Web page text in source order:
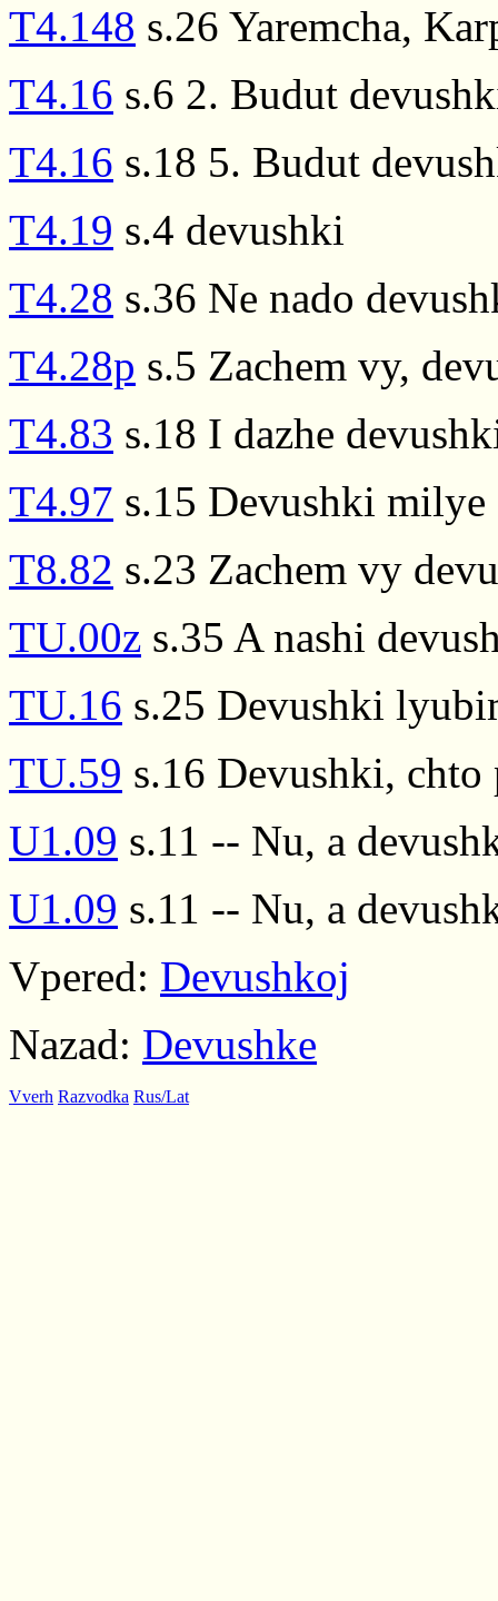
T4.148 s.26 Yaremcha,
T4.16 s.6 2. Budut
T4.16 s.18 5. Budut
T4.19 s.4 devushki
T4.28 s.36 Ne nado
T4.28p s.5 Zachem vy,
T4.83 s.18 I dazhe
T4.97 s.15 Devushki
T8.82 s.23 Zachem vy
TU.00z s.35 A nashi
TU.16 s.25 Devushki
TU.59 s.16 Devushki,
U1.09 s.11 -- Nu, a
U1.09 s.11 -- Nu, a
Vpered: Devushkoj
Nazad: Devushke
Vverh Razvodka Rus/Lat